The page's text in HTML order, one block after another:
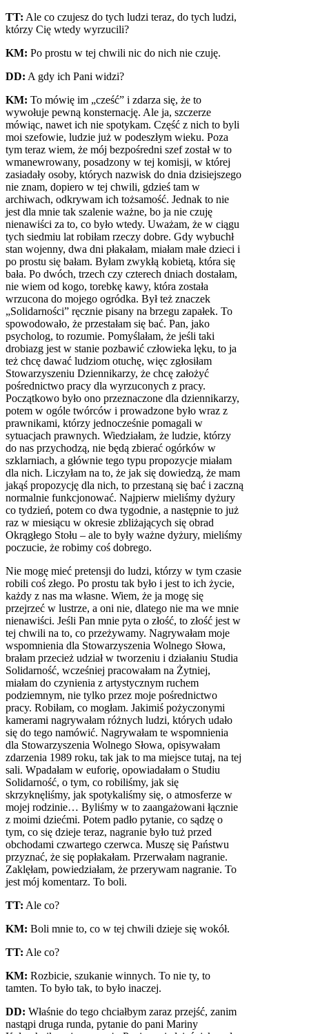
TT: Ale co czujesz do tych ludzi teraz, do tych ludzi,
którzy Cię wtedy wyrzucili?
KM: Po prostu w tej chwili nic do nich nie czuję.
DD: A gdy ich Pani widzi?
KM: To mówię im „cześć” i zdarza się, że to
wywołuje pewną konsternację. Ale ja, szczerze
mówiąc, nawet ich nie spotykam. Część z nich to byli
moi szefowie, ludzie już w podeszłym wieku. Poza
tym teraz wiem, że mój bezpośredni szef został w to
wmanewrowany, posadzony w tej komisji, w której
zasiadały osoby, których nazwisk do dnia dzisiejszego
nie znam, dopiero w tej chwili, gdzieś tam w
archiwach, odkrywam ich tożsamość. Jednak to nie
jest dla mnie tak szalenie ważne, bo ja nie czuję
nienawiści za to, co było wtedy. Uważam, że w ciągu
tych siedmiu lat robiłam rzeczy dobre. Gdy wybuchł
stan wojenny, dwa dni płakałam, miałam małe dzieci i
po prostu się bałam. Byłam zwykłą kobietą, która się
bała. Po dwóch, trzech czy czterech dniach dostałam,
nie wiem od kogo, torebkę kawy, która została
wrzucona do mojego ogródka. Był też znaczek
„Solidarności” ręcznie pisany na brzegu zapałek. To
spowodowało, że przestałam się bać. Pan, jako
psycholog, to rozumie. Pomyślałam, że jeśli taki
drobiazg jest w stanie pozbawić człowieka lęku, to ja
też chcę dawać ludziom otuchę, więc zgłosiłam
Stowarzyszeniu Dziennikarzy, że chcę założyć
pośrednictwo pracy dla wyrzuconych z pracy.
Początkowo było ono przeznaczone dla dziennikarzy,
potem w ogóle twórców i prowadzone było wraz z
prawnikami, którzy jednocześnie pomagali w
sytuacjach prawnych. Wiedziałam, że ludzie, którzy
do nas przychodzą, nie będą zbierać ogórków w
szklarniach, a głównie tego typu propozycje miałam
dla nich. Liczyłam na to, że jak się dowiedzą, że mam
jakąś propozycję dla nich, to przestaną się bać i zaczną
normalnie funkcjonować. Najpierw mieliśmy dyżury
co tydzień, potem co dwa tygodnie, a następnie to już
raz w miesiącu w okresie zbliżających się obrad
Okrągłego Stołu – ale to były ważne dyżury, mieliśmy
poczucie, że robimy coś dobrego.
Nie mogę mieć pretensji do ludzi, którzy w tym czasie
robili coś złego. Po prostu tak było i jest to ich życie,
każdy z nas ma własne. Wiem, że ja mogę się
przejrzeć w lustrze, a oni nie, dlatego nie ma we mnie
nienawiści. Jeśli Pan mnie pyta o złość, to złość jest w
tej chwili na to, co przeżywamy. Nagrywałam moje
wspomnienia dla Stowarzyszenia Wolnego Słowa,
brałam przecież udział w tworzeniu i działaniu Studia
Solidarność, wcześniej pracowałam na Żytniej,
miałam do czynienia z artystycznym ruchem
podziemnym, nie tylko przez moje pośrednictwo
pracy. Robiłam, co mogłam. Jakimiś pożyczonymi
kamerami nagrywałam różnych ludzi, których udało
się do tego namówić. Nagrywałam te wspomnienia
dla Stowarzyszenia Wolnego Słowa, opisywałam
zdarzenia 1989 roku, tak jak to ma miejsce tutaj, na tej
sali. Wpadałam w euforię, opowiadałam o Studiu
Solidarność, o tym, co robiliśmy, jak się
skrzyknęliśmy, jak spotykaliśmy się, o atmosferze w
mojej rodzinie… Byliśmy w to zaangażowani łącznie
z moimi dziećmi. Potem padło pytanie, co sądzę o
tym, co się dzieje teraz, nagranie było tuż przed
obchodami czwartego czerwca. Muszę się Państwu
przyznać, że się popłakałam. Przerwałam nagranie.
Zaklęłam, powiedziałam, że przerywam nagranie. To
jest mój komentarz. To boli.
TT: Ale co?
KM: Boli mnie to, co w tej chwili dzieje się wokół.
TT: Ale co?
KM: Rozbicie, szukanie winnych. To nie ty, to
tamten. To było tak, to było inaczej.
DD: Właśnie do tego chciałbym zaraz przejść, zanim
nastąpi druga runda, pytanie do pani Mariny